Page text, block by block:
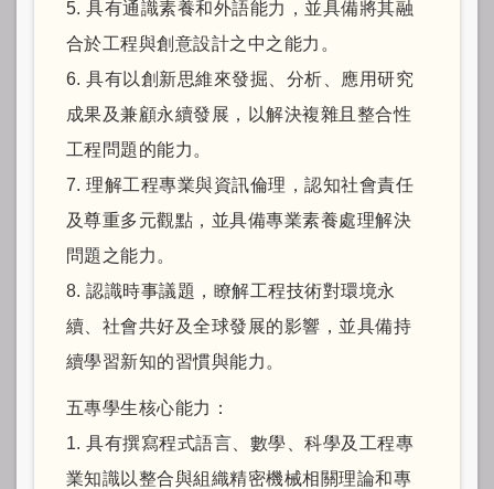
5. 具有通識素養和外語能力，並具備將其融
合於工程與創意設計之中之能力。
6. 具有以創新思維來發掘、分析、應用研究
成果及兼顧永續發展，以解決複雜且整合性
工程問題的能力。
7. 理解工程專業與資訊倫理，認知社會責任
及尊重多元觀點，並具備專業素養處理解決
問題之能力。
8. 認識時事議題，瞭解工程技術對環境永
續、社會共好及全球發展的影響，並具備持
續學習新知的習慣與能力。
五專學生核心能力：
1. 具有撰寫程式語言、數學、科學及工程專
業知識以整合與組織精密機械相關理論和專